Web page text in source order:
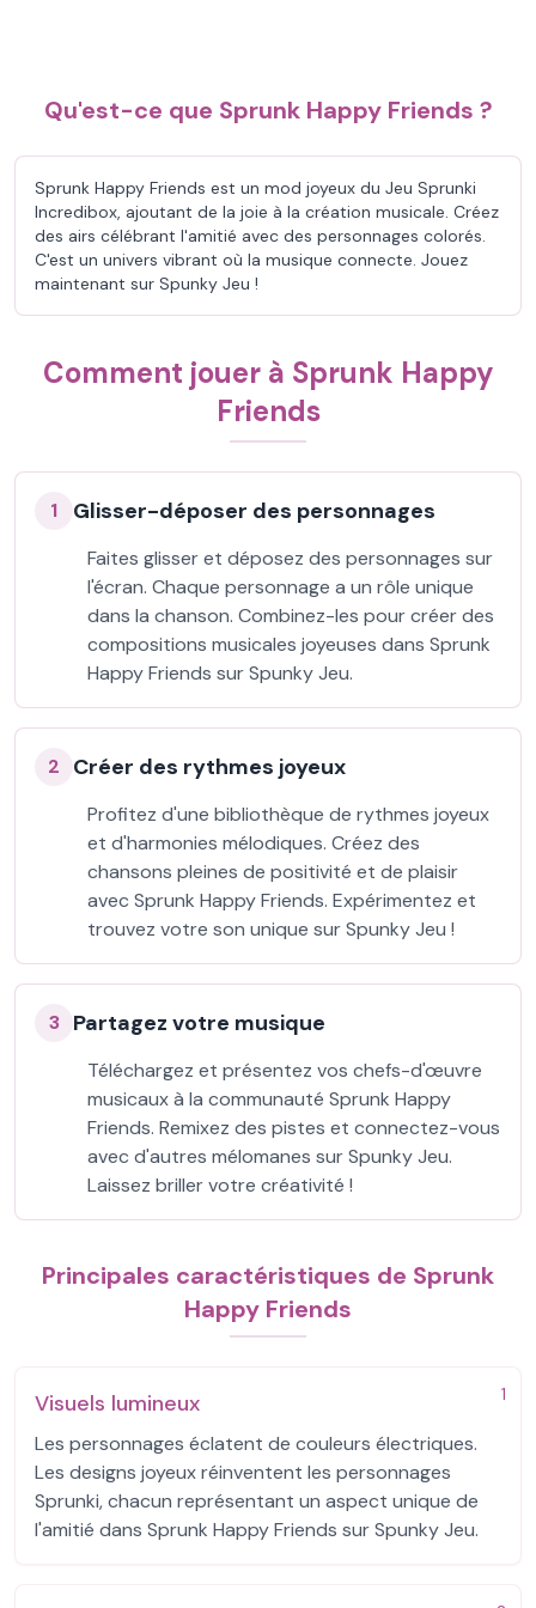
Qu'est-ce que Sprunk Happy Friends ?
Sprunk Happy Friends est un mod joyeux du Jeu Sprunki
Incredibox, ajoutant de la joie à la création musicale. Créez
des airs célébrant l'amitié avec des personnages colorés.
C'est un univers vibrant où la musique connecte. Jouez
maintenant sur Spunky Jeu !
Comment jouer à Sprunk Happy
Friends
1 Glisser-déposer des personnages
Faites glisser et déposez des personnages sur
l'écran. Chaque personnage a un rôle unique
dans la chanson. Combinez-les pour créer des
compositions musicales joyeuses dans Sprunk
Happy Friends sur Spunky Jeu.
2 Créer des rythmes joyeux
Profitez d'une bibliothèque de rythmes joyeux
et d'harmonies mélodiques. Créez des
chansons pleines de positivité et de plaisir
avec Sprunk Happy Friends. Expérimentez et
trouvez votre son unique sur Spunky Jeu !
3 Partagez votre musique
Téléchargez et présentez vos chefs-d'œuvre
musicaux à la communauté Sprunk Happy
Friends. Remixez des pistes et connectez-vous
avec d'autres mélomanes sur Spunky Jeu.
Laissez briller votre créativité !
Principales caractéristiques de Sprunk
Happy Friends
1
Visuels lumineux
Les personnages éclatent de couleurs électriques.
Les designs joyeux réinventent les personnages
Sprunki, chacun représentant un aspect unique de
l'amitié dans Sprunk Happy Friends sur Spunky Jeu.